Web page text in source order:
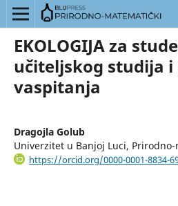
EKOLOGIJA za
učiteljskog studija
vaspitanja
Dragojla Golub
Univerzitet u Banjoj Luci,
https://orcid.org/0000-0001-8834-